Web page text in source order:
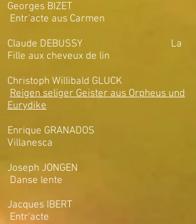
Georges BIZET
Entr'acte aus Carmen
Claude DEBUSSY La
Fille aux cheveux de lin
Christoph Willibald GLUCK
Reigen seliger Geister aus Orpheus und
Eurydike
Enrique GRANADOS
Villanesca
Joseph JONGEN
Danse lente
Jacques IBERT
Entr'acte